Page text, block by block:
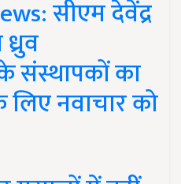
सीएम देवेंद्र
संस्थापकों का
लिए नवाचार को